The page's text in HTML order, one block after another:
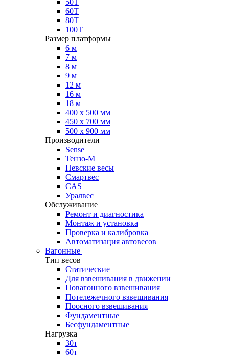
50Т
60Т
80Т
100Т
Размер платформы
6 м
7 м
8 м
9 м
12 м
16 м
18 м
400 х 500 мм
450 х 700 мм
500 х 900 мм
Производители
Sense
Тензо-М
Невские весы
Смартвес
CAS
Уралвес
Обслуживание
Ремонт и диагностика
Монтаж и установка
Проверка и калибровка
Автоматизация автовесов
Вагонные
Тип весов
Статические
Для взвешивания в движении
Повагонного взвешивания
Потележечного взвешивания
Поосного взвешивания
Фундаментные
Бесфундаментные
Нагрузка
30т
60т